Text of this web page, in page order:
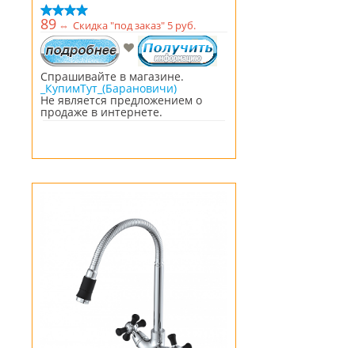
89 ⇔ Скидка "под заказ" 5 руб.
Спрашивайте в магазине.
_КупимТут_(Барановичи)
Не является предложением о
продаже в интернете.